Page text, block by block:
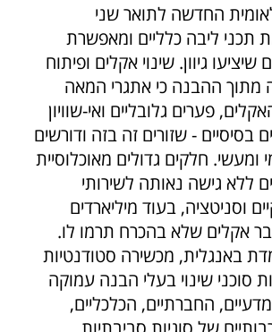
החדשה לתואר שני
תכני ליבה כלליים ומאפשרת
שיציעו גיוון. שינוי אקלים ופיתוח
מתוך ההבנה כי אתגרי המאה
האקלים, פערים גלובליים ואי-שוויון
- שזורים זה בזה ודורשים
ומעשי. חלקים גדולים מאוכלוסיית
ללא גישה נאותה לשירותי
וסניטציה, בעוד מיליארדים
אקלים שלא בהכרח תרמו לו.
באנגלית, מכשירה סטודנטיות
סוכני שינוי בעלי הבנה עמוקה
החברתיים, הכלכליים,